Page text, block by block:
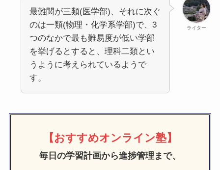
ライター
最難関が三類(医学部)、それに次ぐ
のは一類(物理・化学系学部)で、3
つのなかで最も難易度が低い学部
を挙げるとすると、理科二類とい
うように考えられているようで
す。
【おすすめオンライン塾】
毎日の学習計画から進捗管理まで、